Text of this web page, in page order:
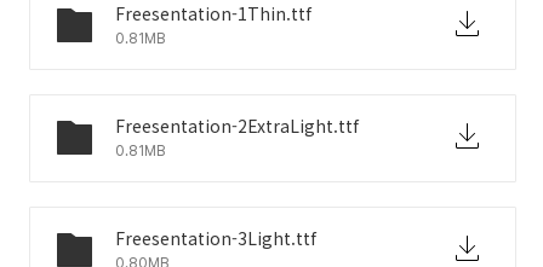
Freesentation-1Thin.ttf
0.81MB
Freesentation-2ExtraLight.ttf
0.81MB
Freesentation-3Light.ttf
0.80MB